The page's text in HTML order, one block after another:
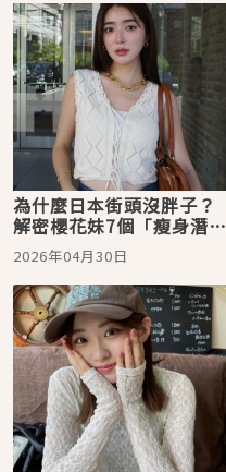
為什麼日本街頭沒胖子？
解密櫻花妹7個「瘦身潛規
則」：原來吃冷飯、冰箱
大小、社會壓力都是關
鍵！
2026年04月30日